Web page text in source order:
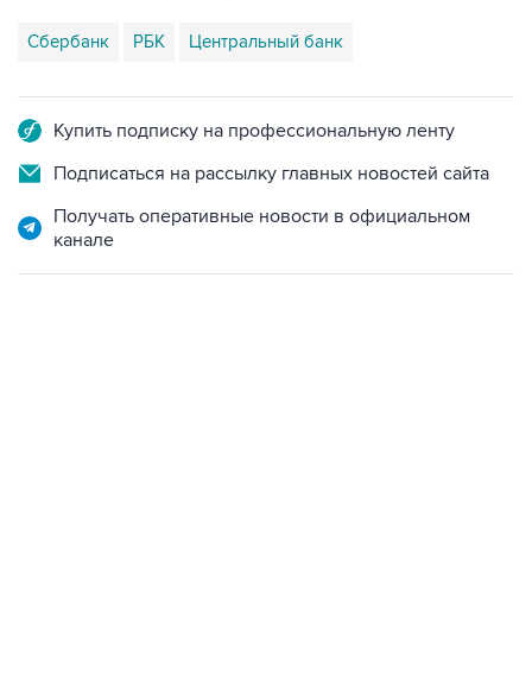
Сбербанк РБК Центральный банк
Купить подписку на профессиональную ленту
Подписаться на рассылку главных новостей сайта
Получать оперативные новости в официальном
канале